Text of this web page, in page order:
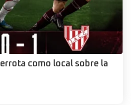
como local sobre la